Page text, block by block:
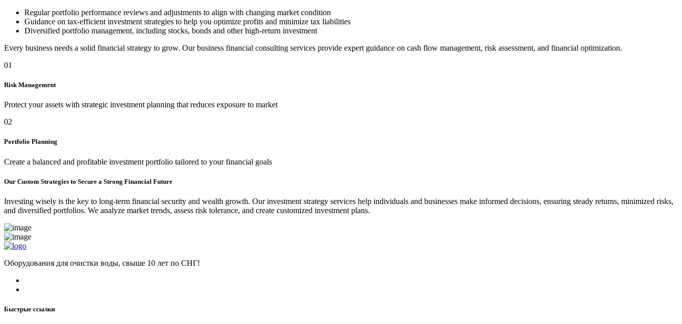
Regular portfolio performance reviews and adjustments to align with changing market condition
Guidance on tax-efficient investment strategies to help you optimize profits and minimize tax liabilities
Diversified portfolio management, including stocks, bonds and other high-return investment
Every business needs a solid financial strategy to grow. Our business financial consulting services provide expert guidance on cash flow management, risk assessment, and financial optimization.
01
Risk Management
Protect your assets with strategic investment planning that reduces exposure to market
02
Portfolio Planning
Create a balanced and profitable investment portfolio tailored to your financial goals
Our Custom Strategies to Secure a Strong Financial Future
Investing wisely is the key to long-term financial security and wealth growth. Our investment strategy services help individuals and businesses make informed decisions, ensuring steady returns, minimized risks,
and diversified portfolios. We analyze market trends, assess risk tolerance, and create customized investment plans.
Оборудования для очистки воды, свыше 10 лет по СНГ!
Быстрые ссылки